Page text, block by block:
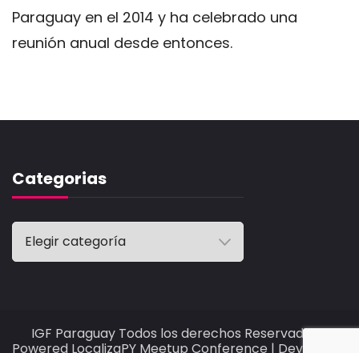
Paraguay en el 2014 y ha celebrado una
reunión anual desde entonces.
Categorias
Categorias
IGF Paraguay Todos los derechos Reservados -
Powered LocalizaPY Meetup Conference | Developed